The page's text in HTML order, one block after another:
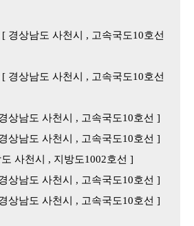
경상남도 사천시 , 고속국도10호선
경상남도 사천시 , 고속국도10호선
상남도 사천시 , 고속국도10호선 ]
상남도 사천시 , 고속국도10호선 ]
사천시 , 지방도1002호선 ]
상남도 사천시 , 고속국도10호선 ]
상남도 사천시 , 고속국도10호선 ]